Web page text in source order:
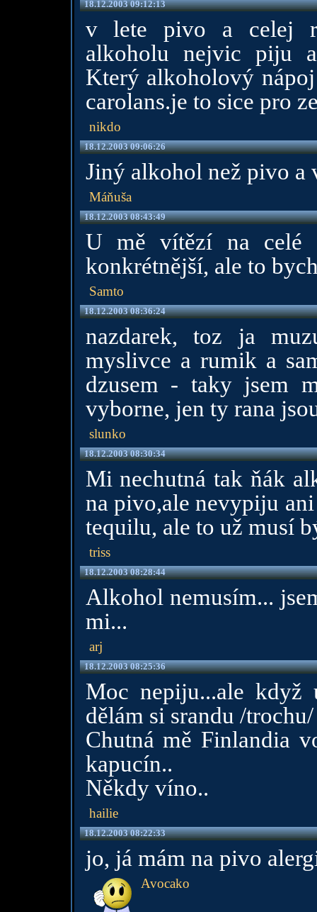
18.12.2003 09:12:13
v lete pivo a celej
alkoholu nejvic piju
Který alkoholový
carolans.je to sice pro
nikdo
18.12.2003 09:06:26
Jiný alkohol než pivo a
Máňuša
18.12.2003 08:43:49
U mě vítězí na celé
konkrétnější, ale to
Samto
18.12.2003 08:36:24
nazdarek, toz ja
myslivce a rumik a
dzusem - taky jsem
vyborne, jen ty rana
slunko
18.12.2003 08:30:34
Mi nechutná tak ňák
na pivo,ale nevypiju
tequilu, ale to už musí
triss
18.12.2003 08:28:44
Alkohol nemusím...
mi...
arj
18.12.2003 08:25:36
Moc nepiju...ale
dělám si srandu /trochu/
Chutná mě Finlandia
kapucín..
Někdy víno..
hailie
18.12.2003 08:22:33
jo, já mám na pivo
Avocako